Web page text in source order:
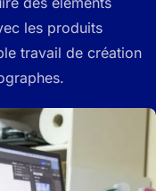
les produits
travail de création